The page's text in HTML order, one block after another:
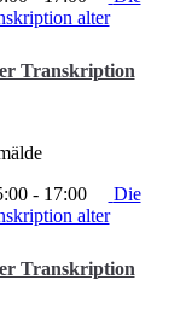
Transkription
alter
Transkription
- 17:00
Die
alter